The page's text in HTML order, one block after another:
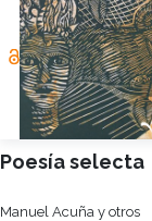
Poesía selecta
Manuel Acuña y otros